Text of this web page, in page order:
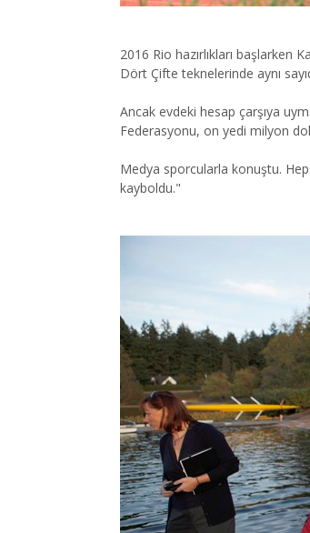
2016 Rio hazırlıkları
Dört Çifte teknelerinde aynı
Ancak evdeki hesap çarşıya
Federasyonu, on yedi milyon
Medya sporcularla konuştu.
kayboldu."